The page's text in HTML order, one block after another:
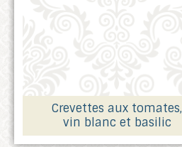
Crevettes aux tomates,
vin blanc et basilic